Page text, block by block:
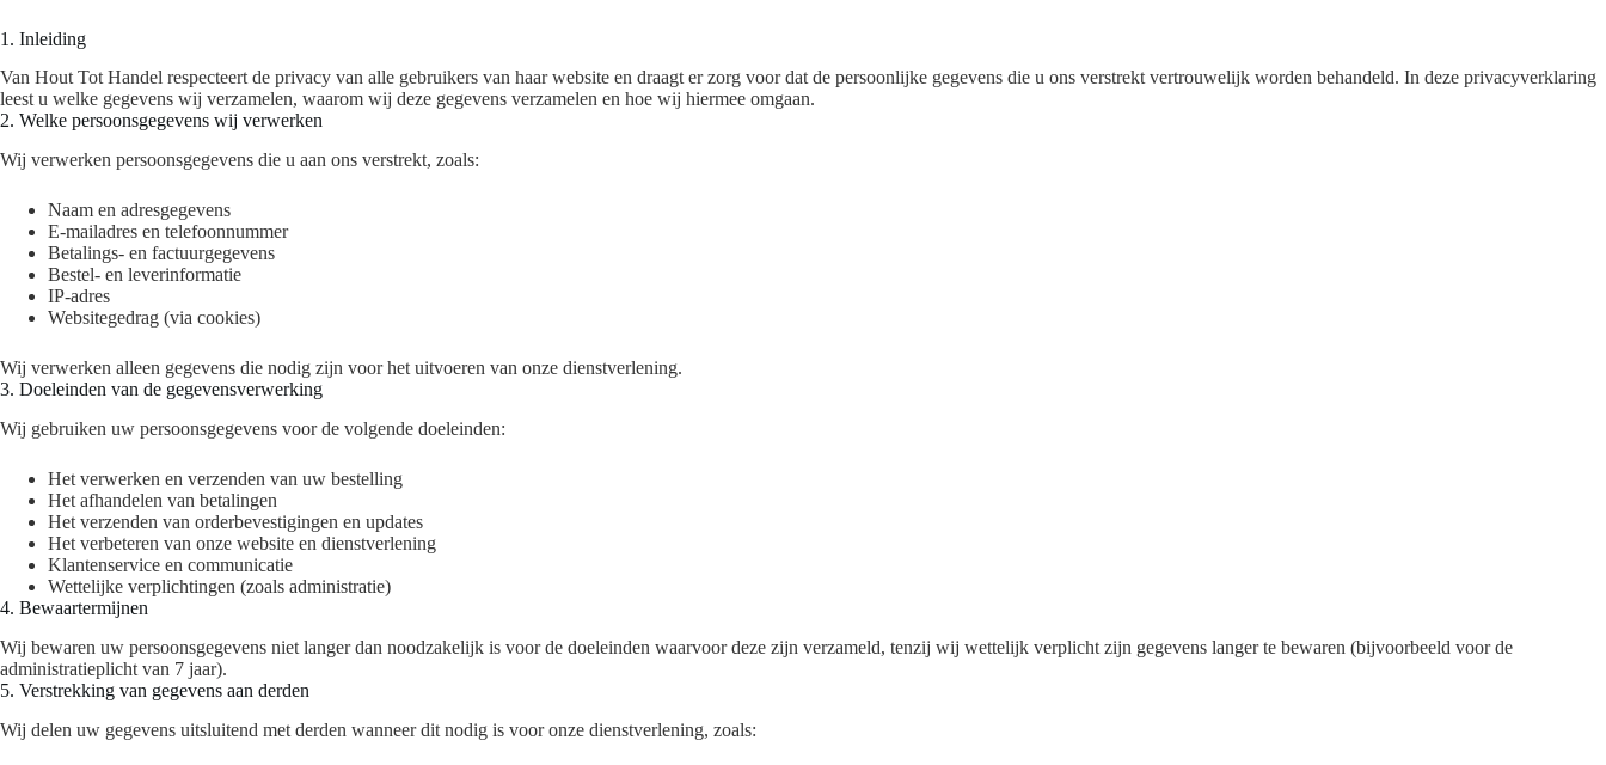
1. Inleiding
Van Hout Tot Handel respecteert de privacy van alle gebruikers van haar website en draagt er zorg voor dat de persoonlijke gegevens die u ons verstrekt vertrouwelijk worden behandeld. In deze privacyverklaring
leest u welke gegevens wij verzamelen, waarom wij deze gegevens verzamelen en hoe wij hiermee omgaan.
2. Welke persoonsgegevens wij verwerken
Wij verwerken persoonsgegevens die u aan ons verstrekt, zoals:
Naam en adresgegevens
E-mailadres en telefoonnummer
Betalings- en factuurgegevens
Bestel- en leverinformatie
IP-adres
Websitegedrag (via cookies)
Wij verwerken alleen gegevens die nodig zijn voor het uitvoeren van onze dienstverlening.
3. Doeleinden van de gegevensverwerking
Wij gebruiken uw persoonsgegevens voor de volgende doeleinden:
Het verwerken en verzenden van uw bestelling
Het afhandelen van betalingen
Het verzenden van orderbevestigingen en updates
Het verbeteren van onze website en dienstverlening
Klantenservice en communicatie
Wettelijke verplichtingen (zoals administratie)
4. Bewaartermijnen
Wij bewaren uw persoonsgegevens niet langer dan noodzakelijk is voor de doeleinden waarvoor deze zijn verzameld, tenzij wij wettelijk verplicht zijn gegevens langer te bewaren (bijvoorbeeld voor de
administratieplicht van 7 jaar).
5. Verstrekking van gegevens aan derden
Wij delen uw gegevens uitsluitend met derden wanneer dit nodig is voor onze dienstverlening, zoals: